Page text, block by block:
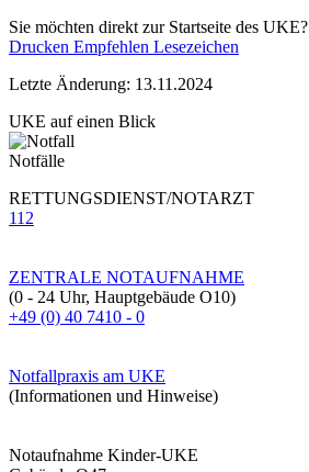
Sie möchten direkt zur Startseite des UKE?
Drucken Empfehlen Lesezeichen
Letzte Änderung: 13.11.2024
UKE auf einen Blick
Notfälle
RETTUNGSDIENST/NOTARZT
112
ZENTRALE NOTAUFNAHME
(0 - 24 Uhr, Hauptgebäude O10)
+49 (0) 40 7410 - 0
Notfallpraxis am UKE
(Informationen und Hinweise)
Notaufnahme Kinder-UKE